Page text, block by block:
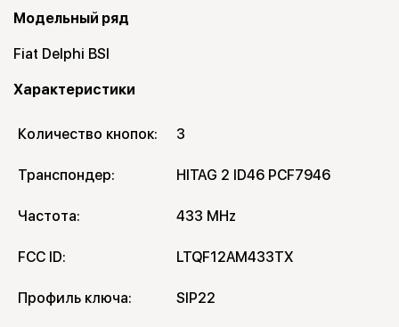
Модельный ряд
Fiat Delphi BSI
Характеристики
Количество кнопок: 3
Транспондер: HITAG 2 ID46 PCF7946
Частота: 433 MHz
FCC ID: LTQF12AM433TX
Профиль ключа: SIP22